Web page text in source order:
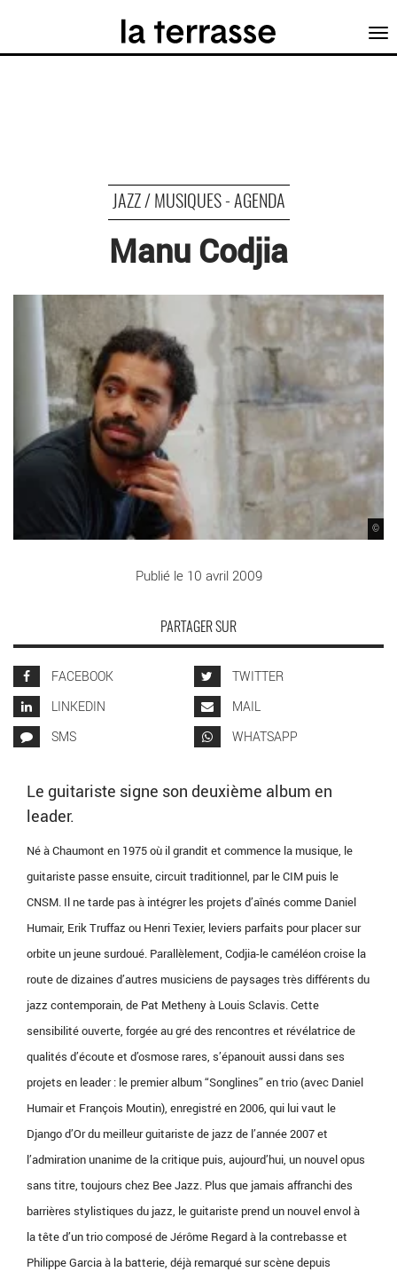
JAZZ / MUSIQUES - AGENDA
Manu Codjia
©
Publié le 10 avril 2009
PARTAGER SUR
FACEBOOK
TWITTER
LINKEDIN
MAIL
SMS
WHATSAPP
Le guitariste signe son deuxième album en
leader.
Né à Chaumont en 1975 où il grandit et commence la musique, le
guitariste passe ensuite, circuit traditionnel, par le CIM puis le
CNSM. Il ne tarde pas à intégrer les projets d’aînés comme Daniel
Humair, Erik Truffaz ou Henri Texier, leviers parfaits pour placer sur
orbite un jeune surdoué. Parallèlement, Codjia-le caméléon croise la
route de dizaines d’autres musiciens de paysages très différents du
jazz contemporain, de Pat Metheny à Louis Sclavis. Cette
sensibilité ouverte, forgée au gré des rencontres et révélatrice de
qualités d’écoute et d’osmose rares, s’épanouit aussi dans ses
projets en leader : le premier album “Songlines” en trio (avec Daniel
Humair et François Moutin), enregistré en 2006, qui lui vaut le
Django d’Or du meilleur guitariste de jazz de l’année 2007 et
l’admiration unanime de la critique puis, aujourd’hui, un nouvel opus
sans titre, toujours chez Bee Jazz. Plus que jamais affranchi des
barrières stylistiques du jazz, le guitariste prend un nouvel envol à
la tête d’un trio composé de Jérôme Regard à la contrebasse et
Philippe Garcia à la batterie, déjà remarqué sur scène depuis